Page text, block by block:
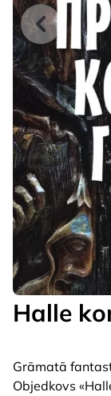
Halle
Grāmatā
Objedkovs